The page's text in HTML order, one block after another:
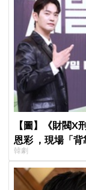
【圖】《財閥X
恩彩 ，現場「
韓劇